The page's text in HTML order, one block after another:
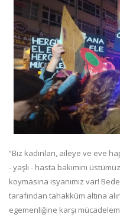
“Biz kadınları, aileye ve eve
- yaşlı - hasta bakımını
koymasına isyanımız var!
tarafından tahakküm altına
egemenliğine karşı